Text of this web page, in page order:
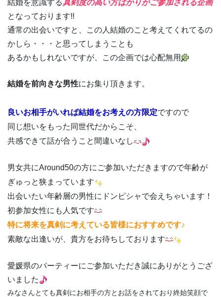
となっております!!
通常の出会いですと、この人結婚のこと考えてくれてるの
かしら・・・と思ってしまうことも
あるかもしれないですが、この企画では心配無用
結婚を前向きな男性にお集り頂きます。
良いお相手がいれば結婚をお考えの方限定ですので
同じ想いをもった同世代だからこそ、
共感できて話が合うこと間違いなし
男女共にAround50の方にご参加いただきますので年齢が
ぎゅっと狭まっています
出会いたい年齢層の男性にドンピシャで会えちゃいます！
初参加女性にも人気です
特に将来を真剣に考えている皆様におすすめです♪
素敵な出逢いが、貴方をお待ちしております
愛媛県のパーティーにご参加いただき誠にありがとうござ
いました
みなさんとても真剣にお相手の方とお話をされており終始笑顔で